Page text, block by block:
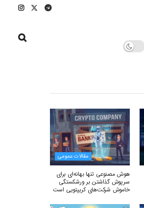
مقالات عمومی
هوش مصنوعی تنها بهانه‌ای برای
سرپوش گذاشتن بر ورشکستگی
خاموش شرکت‌های کریپتویی است